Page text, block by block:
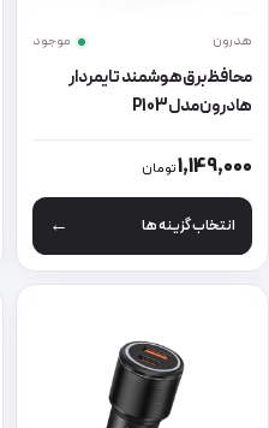
هدرون موجود
محافظ برق هوشمند تایمردار
هادرون مدل P103
1,149,000تومان
انتخاب گزینه ها
این محصول دارای انواع مختلفی